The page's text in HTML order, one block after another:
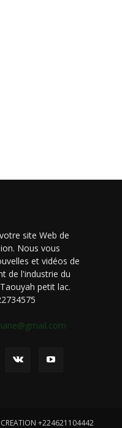
site Web de
Nous vous
et vidéos de
de l'industrie du
petit lac.
+224621104442